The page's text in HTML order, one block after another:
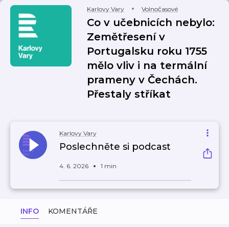
Karlovy Vary Volnočasové
Co v učebnicích nebylo:
Zemětřesení v
Portugalsku roku 1755
mělo vliv i na termální
prameny v Čechách.
Přestaly stříkat
Karlovy Vary
Poslechněte si podcast
4. 6. 2026 1 min
INFO KOMENTÁŘE